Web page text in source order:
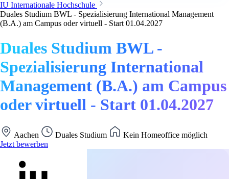
IU Internationale Hochschule
Duales Studium BWL - Spezialisierung International Management
(B.A.) am Campus oder virtuell - Start 01.04.2027
Duales Studium BWL -
Spezialisierung International
Management (B.A.) am Campus
oder virtuell - Start 01.04.2027
Aachen Duales Studium
Kein Homeoffice möglich
Jetzt bewerben